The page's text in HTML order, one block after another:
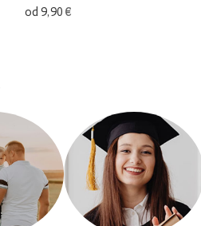
od 9,90 €